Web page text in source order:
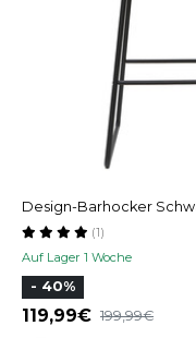
Design-Barhocker
Auf Lager 1 Woche
(1)
- 40%
119,99 199,99